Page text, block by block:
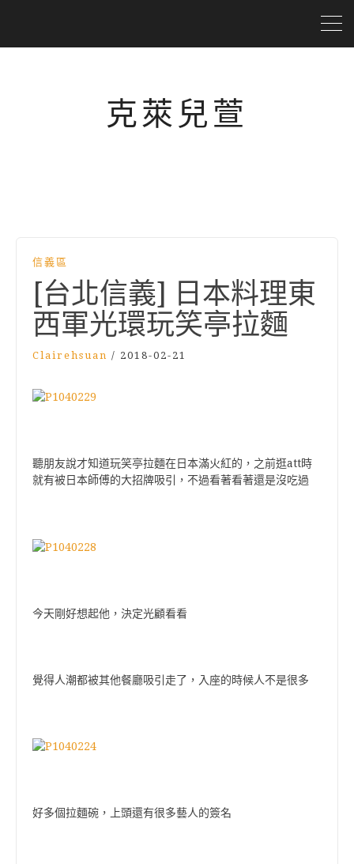
克萊兒萱
信義區
[台北信義] 日本料理東
西軍光環玩笑亭拉麵
Clairehsuan / 2018-02-21
聽朋友說才知道玩笑亭拉麵在日本滿火紅的，之前逛att時
就有被日本師傅的大招牌吸引，不過看著看著還是沒吃過
今天剛好想起他，決定光顧看看
覺得人潮都被其他餐廳吸引走了，入座的時候人不是很多
好多個拉麵碗，上頭還有很多藝人的簽名